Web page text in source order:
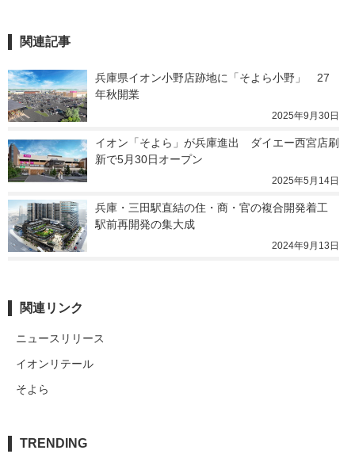
関連記事
兵庫県イオン小野店跡地に「そよら小野」　27
年秋開業
2025年9月30日
イオン「そよら」が兵庫進出　ダイエー西宮店刷
新で5月30日オープン
2025年5月14日
兵庫・三田駅直結の住・商・官の複合開発着工
駅前再開発の集大成
2024年9月13日
関連リンク
ニュースリリース
イオンリテール
そよら
TRENDING